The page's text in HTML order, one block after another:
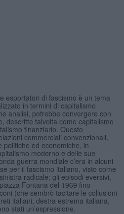
esportatori di fascismo è un tema
in termini di capitalismo
analisi, potrebbe convergere con
descritte talvolta come capitalismo
finanziario. Questo
commerciali convenzionali,
politiche ed economiche, in
moderno e delle sue
guerra mondiale c’era in alcuni
per il fascismo italiano, visto come
radicale; gli episodi eversivi,
Fontana del 1969 fino
(che sembrò tacitare le collusioni
italiani, destra estrema italiana,
stati un’espressione.